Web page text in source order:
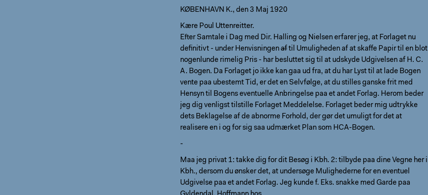
KØBENHAVN K., den 3 Maj 1920
Kære Poul Uttenreitter.
Efter Samtale i Dag med Dir. Halling og Nielsen erfarer jeg, at Forlaget nu
definitivt - under Henvisningen af til Umuligheden af at skaffe Papir til en blot
nogenlunde rimelig Pris - har besluttet sig til at udskyde Udgivelsen af H. C.
A. Bogen. Da Forlaget jo ikke kan gaa ud fra, at du har Lyst til at lade Bogen
vente paa ubestemt Tid, er det en Selvfølge, at du stilles ganske frit med
Hensyn til Bogens eventuelle Anbringelse paa et andet Forlag. Herom beder
jeg dig venligst tilstille Forlaget Meddelelse. Forlaget beder mig udtrykke
dets Beklagelse af de abnorme Forhold, der gør det umuligt for det at
realisere en i og for sig saa udmærket Plan som HCA-Bogen.
-
Maa jeg privat 1: takke dig for dit Besøg i Kbh. 2: tilbyde paa dine Vegne her i
Kbh., dersom du ønsker det, at undersøge Mulighederne for en eventuel
Udgivelse paa et andet Forlag. Jeg kunde f. Eks. snakke med Garde paa